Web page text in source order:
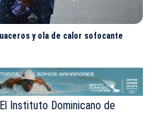
y ola de calor sofocante
Instituto Dominicano de